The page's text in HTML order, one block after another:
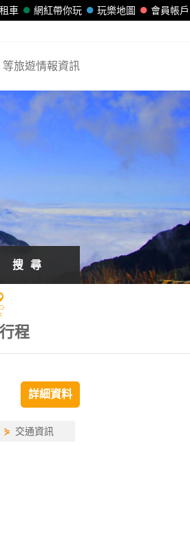
會員帳戶
玩樂地圖
網紅帶你玩
車
旅遊情報資訊
搜 尋
程
詳細資料
⋟ 交通資訊